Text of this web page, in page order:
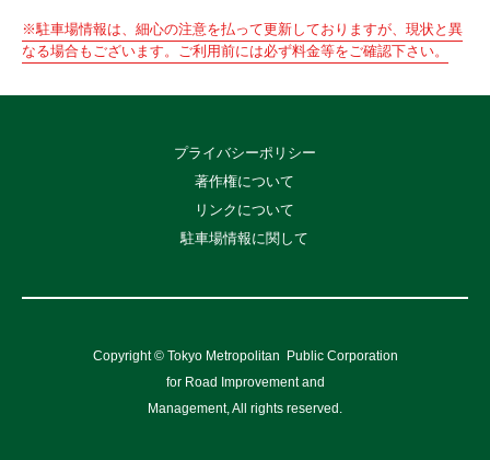
※駐車場情報は、細心の注意を払って更新しておりますが、現状と異
なる場合もございます。ご利用前には必ず料金等をご確認下さい。
プライバシーポリシー
著作権について
リンクについて
駐車場情報に関して
Copyright © Tokyo Metropolitan
Public Corporation
for Road Improvement and
Management, All rights reserved.